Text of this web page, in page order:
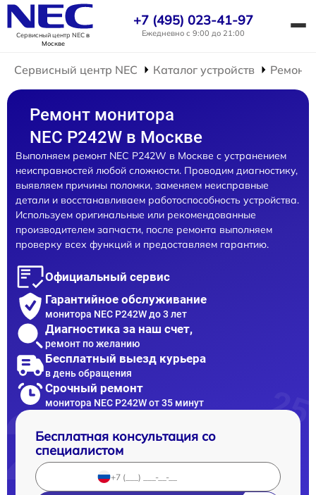
Сервисный центр NECв
Москве
+7 (495) 023-41-97
Ежедневно с 9:00 до 21:00
Сервисный центр NEC Каталог устройств Ремонт
Ремонт монитора
NEC P242W в Москве
Выполняем ремонт NEC P242W в Москве с устранением
неисправностей любой сложности. Проводим диагностику,
выявляем причины поломки, заменяем неисправные
детали и восстанавливаем работоспособность устройства.
Используем оригинальные или рекомендованные
производителем запчасти, после ремонта выполняем
проверку всех функций и предоставляем гарантию.
Официальный сервис
Гарантийное обслуживание
монитора NEC P242W до 3 лет
Диагностика за наш счет,
ремонт по желанию
Бесплатный выезд курьера
в день обращения
Срочный ремонт
монитора NEC P242W от 35 минут
Бесплатная консультация со
специалистом